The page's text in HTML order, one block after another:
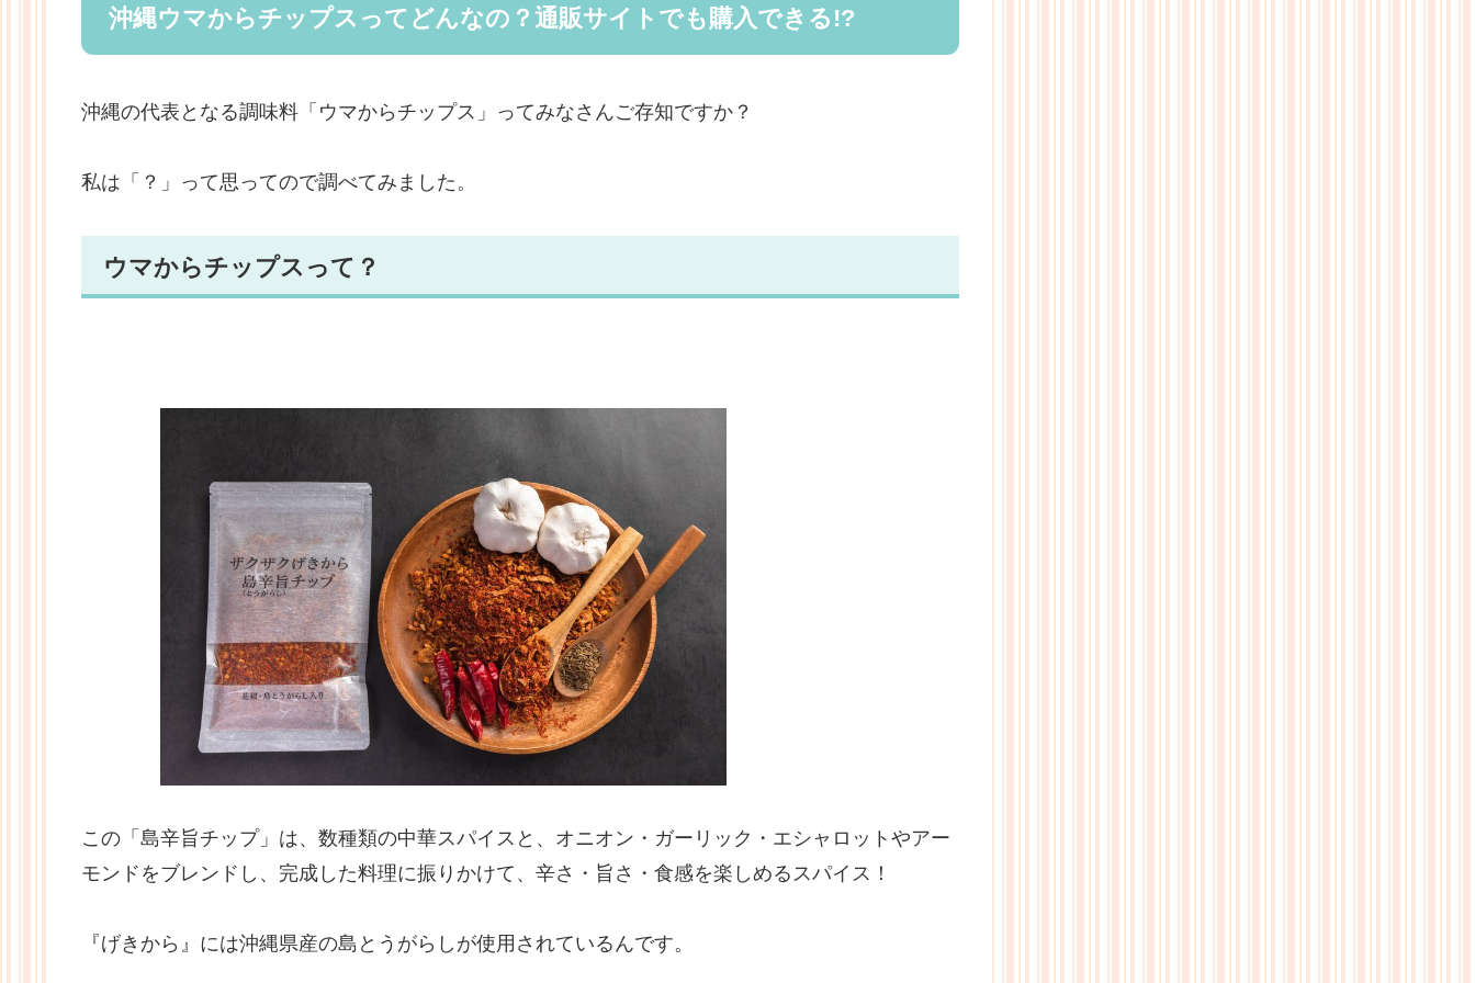
沖縄ウマからチップスってどんなの？通販サイトでも購入できる!?
沖縄の代表となる調味料「ウマからチップス」ってみなさんご存知ですか？
私は「？」って思ってので調べてみました。
ウマからチップスって？
この「島辛旨チップ」は、数種類の中華スパイスと、オニオン・ガーリック・エシャロットやアー
モンドをブレンドし、完成した料理に振りかけて、辛さ・旨さ・食感を楽しめるスパイス！
『げきから』には沖縄県産の島とうがらしが使用されているんです。